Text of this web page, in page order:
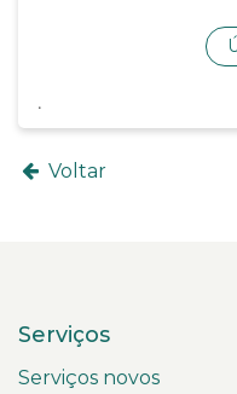
Voltar
Serviços
Serviços novos